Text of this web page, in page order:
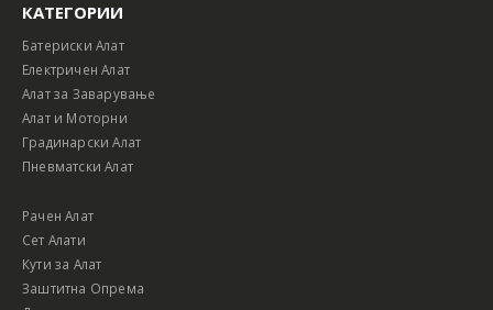
КАТЕГОРИИ
Батериски Алат
Електричен Алат
Алат за Заварување
Алат и Моторни
Градинарски Алат
Пневматски Алат
Рачен Алат
Сет Алати
Кути за Алат
Заштитна Опрема